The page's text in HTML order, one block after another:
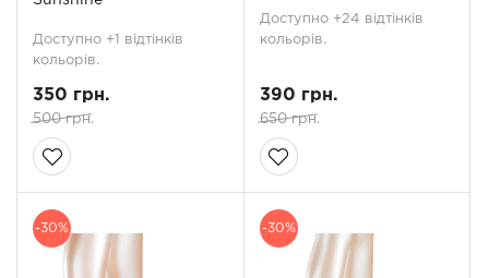
Доступно +1 відтінків
кольорів.
350 грн.
500 грн.
Доступно +24 відтінків
кольорів.
390 грн.
650 грн.
-30% -30%